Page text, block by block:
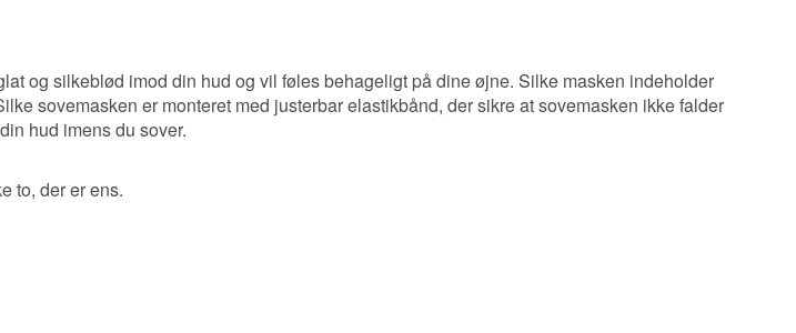
og silkeblød imod din hud og vil føles behageligt på dine øjne. Silke masken indeholder
sovemasken er monteret med justerbar elastikbånd, der sikre at sovemasken ikke falder
hud imens du sover.
to, der er ens.